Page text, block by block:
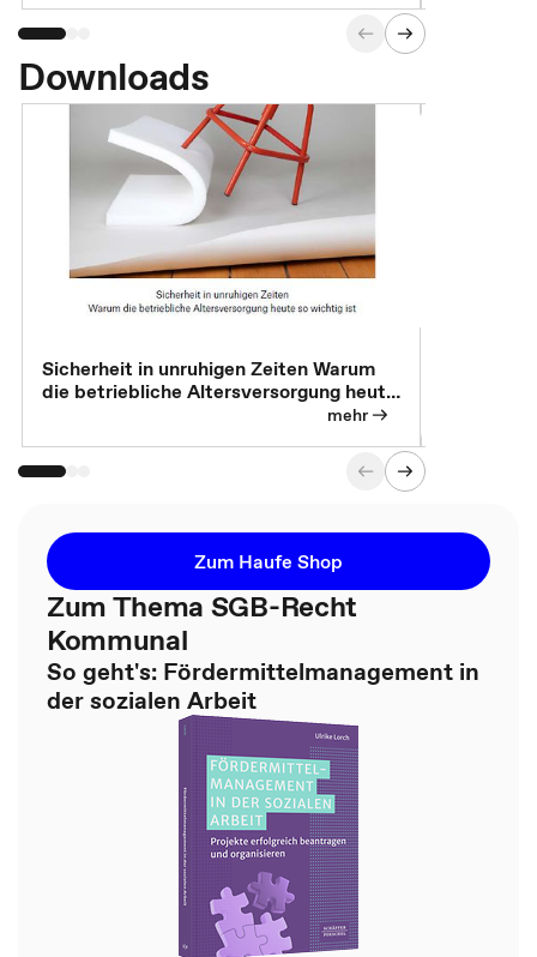
Downloads
Sicherheit in unruhigen Zeiten Warum
die betriebliche Altersversorgung heute
mehr
Zum Haufe Shop
Zum Thema SGB-Recht
Kommunal
So geht's: Fördermittelmanagement in
der sozialen Arbeit